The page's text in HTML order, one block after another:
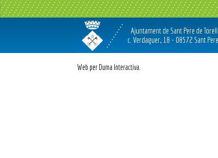
Ajuntament de Sant Pere de
c. Verdaguer, 18 - 08572 Sant
Web per Duma Interactiva.